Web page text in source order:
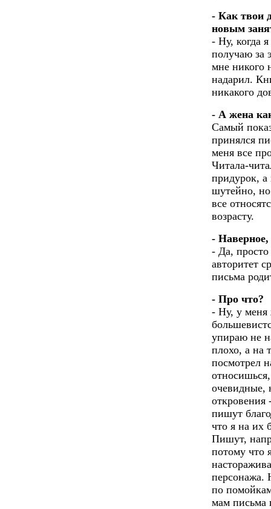
- Как твои
новым
- Ну, когда
получаю за
мне никого
надарил.
никакого
- А жена
Самый
принялся
меня все
Читала-
придурок, а
шутейно,
все
возрасту.
- Наверное,
- Да, просто
авторитет
письма
- Про что?
- Ну, у меня
упираю не
плохо, а на
посмотрел
очевидные,
откровения
пишут
что я на их
Пишут,
потому что
персонажа.
по
мам письма